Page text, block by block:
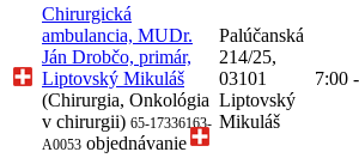
Chirurgická
ambulancia, MUDr.
Ján Drobčo, primár,
Liptovský Mikuláš
(Chirurgia, Onkológia
v chirurgii) 65-17336163-
A0053 objednávanie
Palúčanská
214/25,
03101
Liptovský
Mikuláš
7:00